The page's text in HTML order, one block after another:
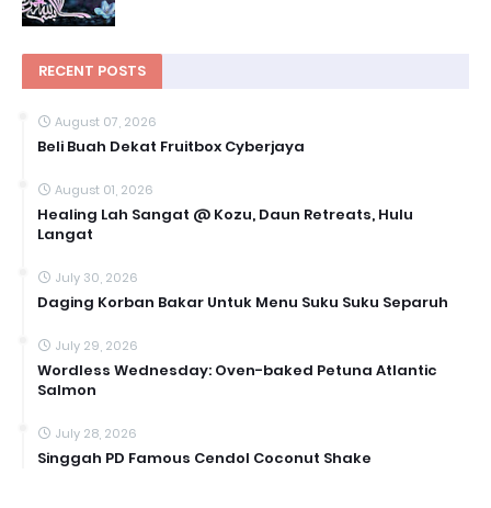
RECENT POSTS
August 07, 2026
Beli Buah Dekat Fruitbox Cyberjaya
August 01, 2026
Healing Lah Sangat @ Kozu, Daun Retreats, Hulu
Langat
July 30, 2026
Daging Korban Bakar Untuk Menu Suku Suku Separuh
July 29, 2026
Wordless Wednesday: Oven-baked Petuna Atlantic
Salmon
July 28, 2026
Singgah PD Famous Cendol Coconut Shake